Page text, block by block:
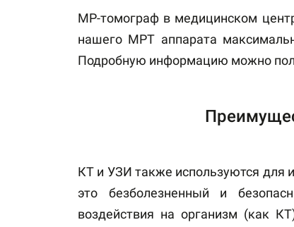
МР-томограф в медицинском
нашего МРТ аппарата
Подробную информацию можно
КТ и УЗИ также используются для
это безболезненный и
воздействия на организм (как